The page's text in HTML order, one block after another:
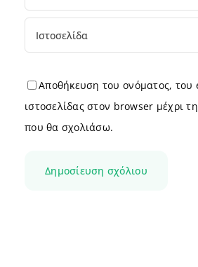
Αποθήκευση του ονόματος, του
ιστοσελίδας στον browser μέχρι
που θα σχολιάσω.